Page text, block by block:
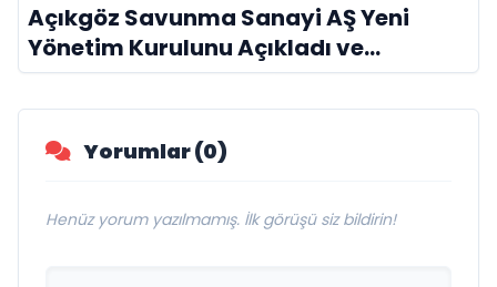
Açıkgöz Savunma Sanayi AŞ Yeni
Yönetim Kurulunu Açıkladı ve
Savunma Sanayinde Küresel Vizyon
Vurgusu
Yorumlar (0)
Henüz yorum yazılmamış. İlk görüşü siz bildirin!